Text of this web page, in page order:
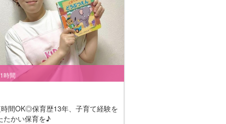
時間
間OK◎保育歴13年、子育て経験を
たかい保育を♪